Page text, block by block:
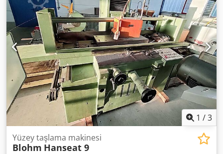
ekseni hareket mesafesi: 360 mm Tabla genişliği: 790 mm
Tabla derinliği: 380 mm Maks. taşlama taşı çapı: 400 mm
Maks. mil devir hızı: 3.400 dev/dak Djdpfx Ajyuamxoqgjkr
DONANIM CE işareti Dokümantasyon
1 /3
Yüzey taşlama makinesi
Blohm Hanseat 9